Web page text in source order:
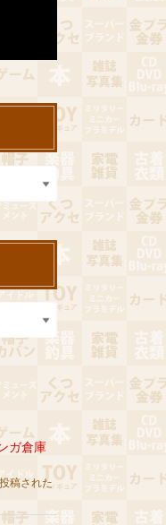
ガ倉庫
稿された